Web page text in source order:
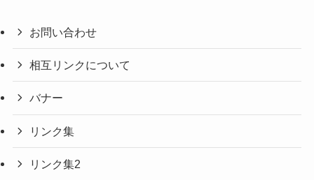
お問い合わせ
相互リンクについて
バナー
リンク集
リンク集2